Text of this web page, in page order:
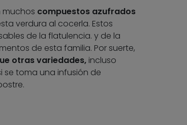
muchos compuestos azufrados
verdura al cocerla. Estos
de la flatulencia. y de la
de esta familia. Por suerte,
otras variedades,incluso
se toma una infusión de